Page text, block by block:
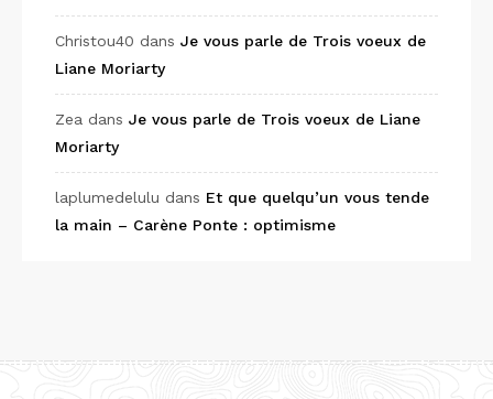
Christou40 dans Je vous parle de Trois voeux de
Liane Moriarty
Zea dans Je vous parle de Trois voeux de Liane
Moriarty
laplumedelulu dans Et que quelqu’un vous tende
la main – Carène Ponte : optimisme